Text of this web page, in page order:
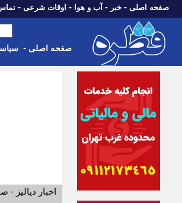
صفحه اصلی - خبر - آب و هوا - اوقات شرعی -
صفحه اصلی -
اخبار دیالیز